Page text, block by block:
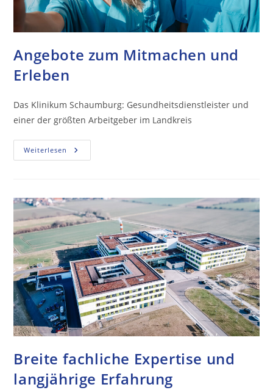
Angebote zum Mitmachen und
Erleben
Das Klinikum Schaumburg: Gesundheitsdienstleister und
einer der größten Arbeitgeber im Landkreis
Weiterlesen
Breite fachliche Expertise und
langjährige Erfahrung